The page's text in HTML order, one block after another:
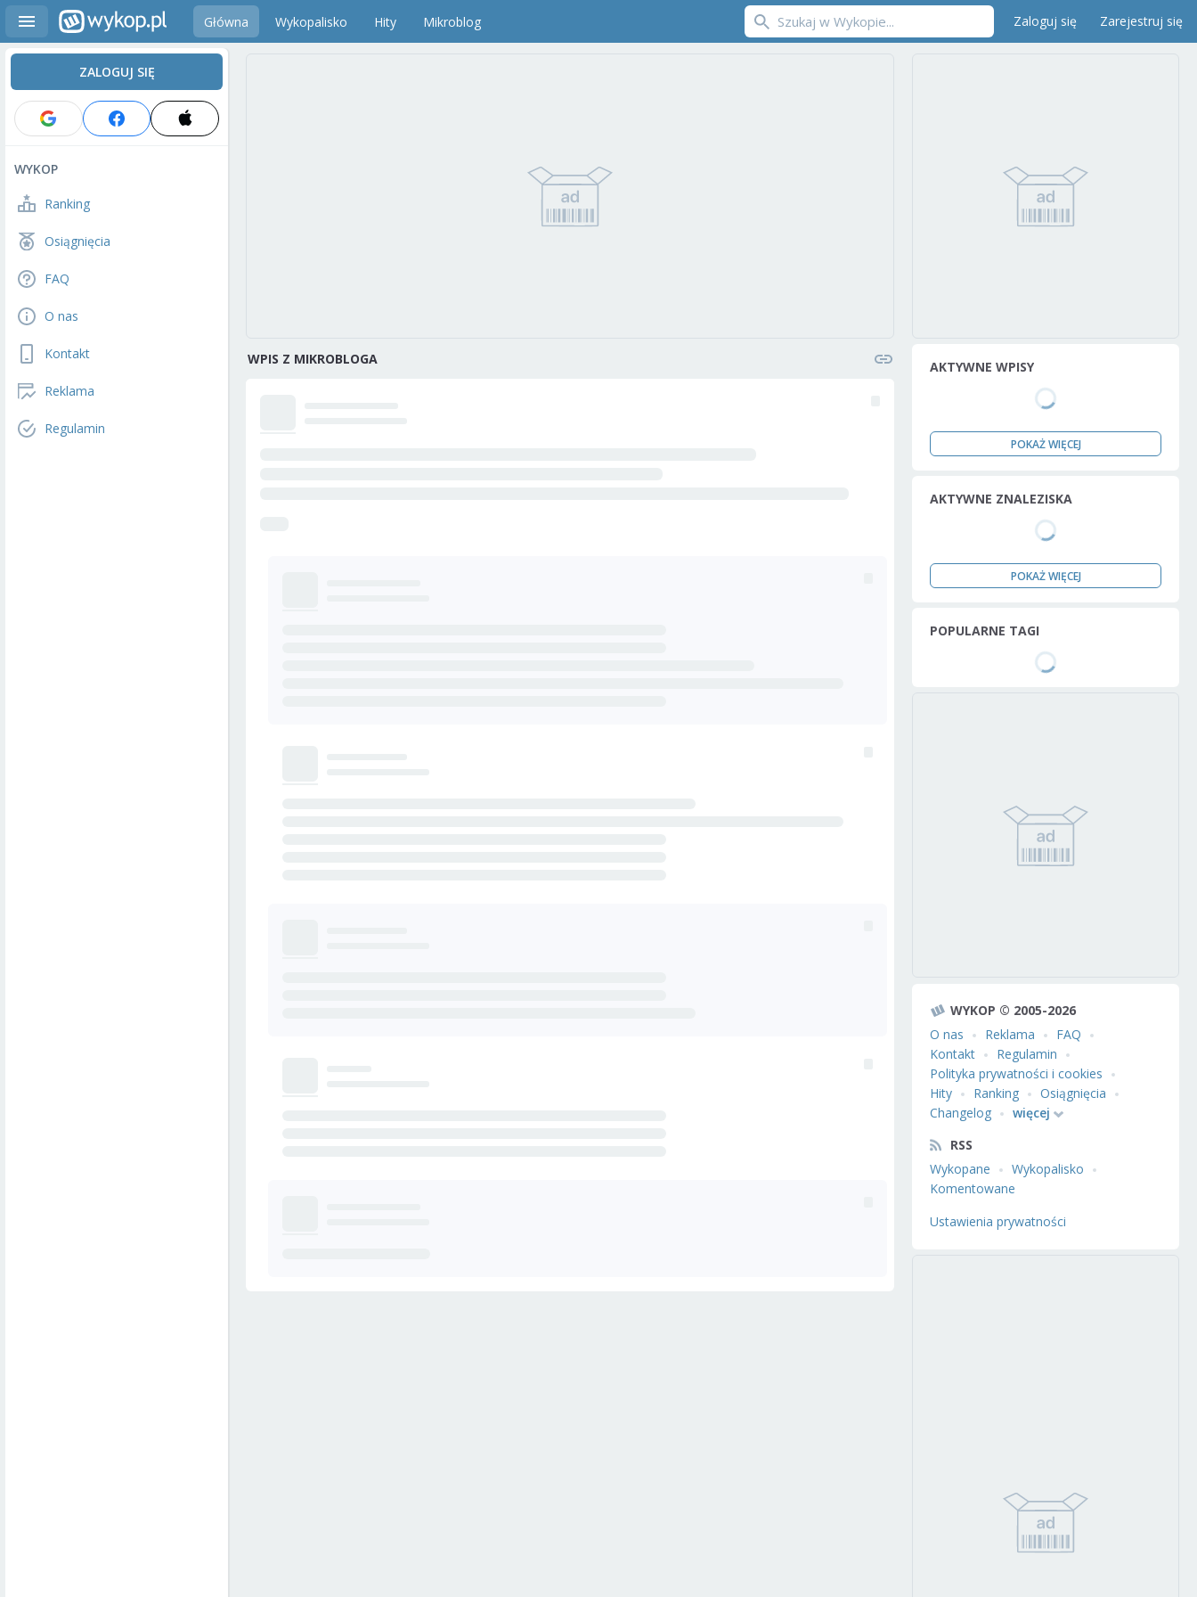
Główna Wykopalisko Hity Mikroblog Zaloguj się Zarejestruj się
ZALOGUJ SIĘ
WYKOP
Ranking
Osiągnięcia
FAQ
O nas
Kontakt
Reklama
Regulamin
WPIS Z MIKROBLOGA AKTYWNE WPISY
POKAŻ WIĘCEJ
AKTYWNE ZNALEZISKA
POKAŻ WIĘCEJ
POPULARNE TAGI
WYKOP © 2005-2026
O nas
Reklama
FAQ
Kontakt
Regulamin
Polityka prywatności i cookies
Hity
Ranking
Osiągnięcia
Changelog
więcej
RSS
Wykopane
Wykopalisko
Komentowane
Ustawienia prywatności